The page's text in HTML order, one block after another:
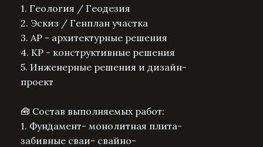
1. Геология / Геодезия
2. Эскиз / Генплан участка
3. АР - архитектурные решения
4. КР - конструктивные решения
5. Инженерные решения и дизайн-
проект
🧰 Состав выполняемых работ:
1. Фундамент- монолитная плита-
забивные сваи- свайно-